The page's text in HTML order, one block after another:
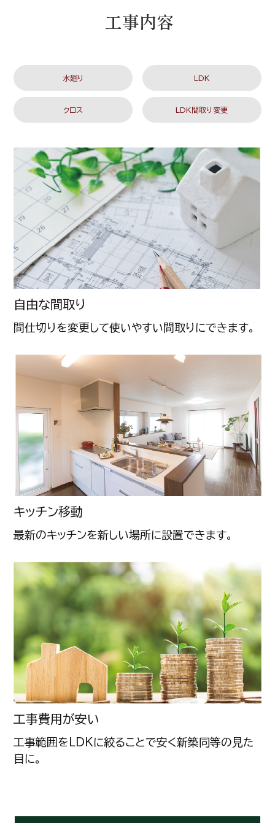
工事内容
水廻り LDK
クロス LDK間取り変更
自由な間取り
間仕切りを変更して使いやすい間取りにできます。
キッチン移動
最新のキッチンを新しい場所に設置できます。
工事費用が安い
工事範囲をLDKに絞ることで安く新築同等の見た
目に。